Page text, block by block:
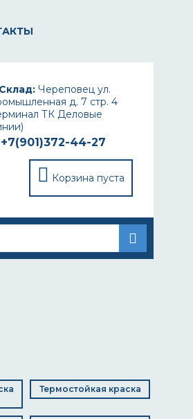
Склад: Череповец ул.
д. 7 стр. 4
ТК Деловые
+7(901)372-44-27
Корзина пуста
Термостойкая краска